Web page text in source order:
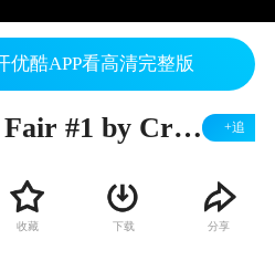
优酷APP看高清完整版
Nuremberg Toy Fair #1 by Cranes Etc TV +追
收藏 下载 分享